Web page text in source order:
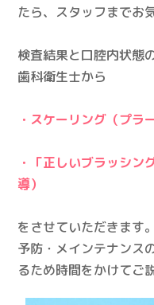
たら、スタッフまでお
検査結果と口腔内状態
歯科衛生士から
・スケーリング（プラ
・「正しいブラッシン
導）
をさせていただきます
予防・メインテナンス
るため時間をかけてご